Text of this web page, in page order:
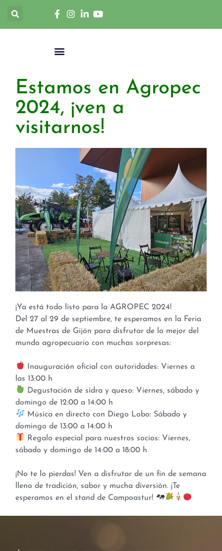
Estamos en Agropec
2024, ¡ven a
visitarnos!
¡Ya está todo listo para la AGROPEC 2024!
Del 27 al 29 de septiembre, te esperamos en la Feria
de Muestras de Gijón para disfrutar de lo mejor del
mundo agropecuario con muchas sorpresas:
Inauguración oficial con autoridades: Viernes a
las 13:00 h
Degustación de sidra y queso: Viernes, sábado y
domingo de 12:00 a 14:00 h
Música en directo con Diego Lobo: Sábado y
domingo de 13:00 a 14:00 h
Regalo especial para nuestros socios: Viernes,
sábado y domingo de 14:00 a 18:00 h
¡No te lo pierdas! Ven a disfrutar de un fin de semana
lleno de tradición, sabor y mucha diversión. ¡Te
esperamos en el stand de Campoastur!